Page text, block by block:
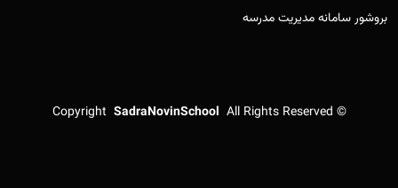
بروشور سامانه مدیریت مدرسه
©
Copyright SadraNovinSchool All Rights Reserved